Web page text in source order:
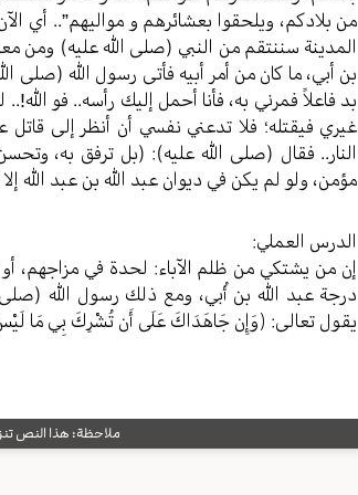
من بلادكم، ويلحقوا بعشائرهم و مواليهم”.. أي
المدينة سننتقم من النبي (صلی الله عليه) ومن
بن أبي، ما كان من أمر أبيه فأتى رسول الله (صلی
بد فاعلاً فمرني به، فأنا أحمل إليك رأسه.. فو
غيري فيقتله؛ فلا تدعني نفسي أن أنظر إلى قاتل
النار.. فقال (صلی الله عليه): (بل ترفق به،
مؤمن، ولو لم يكن في ديوان عبد الله بن عبد الله
الدرس العملي:
إن من يشتكي من ظلم الآباء: لحدة في مزاجهم،
درجة عبد الله بن أُبي، ومع ذلك رسول الله (صلی
يقول تعالى: ﴿وَإِن جَاهَدَاكَ عَلَى أَن تُشْرِكَ بِي مَا
ملاحظة: هذا النص